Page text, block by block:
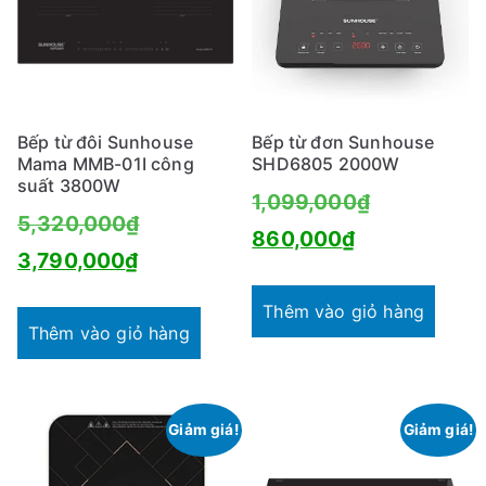
Bếp từ đôi Sunhouse
Mama MMB-01I công
suất 3800W
5,320,000₫Giá
gốc
5,320,000₫.
3,790,000₫Giá
tại
3,790,000₫.
Thêm vào giỏ hàng
Bếp từ đơn Sunhouse
SHD6805 2000W
1,099,000₫Giá
860,000₫Giá
tại
Thêm vào giỏ hàng
Giảm giá! Giảm giá!